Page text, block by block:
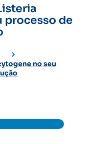
processo de
no seu